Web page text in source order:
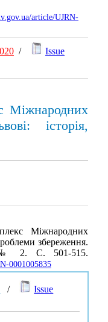
article/UJRN-
/
Issue
Міжнародних
історія,
Міжнародних
збереження.
2. С. 501-515.
0001005835
/
Issue